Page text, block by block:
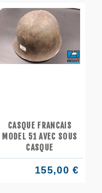
CASQUE FRANCAIS
MODEL 51 AVEC SOUS
CASQUE
155,00 €